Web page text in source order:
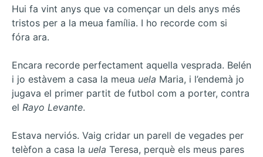
anys
Hui fa vint anys que va començar un dels anys més
tristos per a la meua família. I ho recorde com si
fóra ara.
Encara recorde perfectament aquella vesprada. Belén
i jo estàvem a casa la meua uela Maria, i l’endemà jo
jugava el primer partit de futbol com a porter, contra
el Rayo Levante.
Estava nerviós. Vaig cridar un parell de vegades per
telèfon a casa la uela Teresa, perquè els meus pares